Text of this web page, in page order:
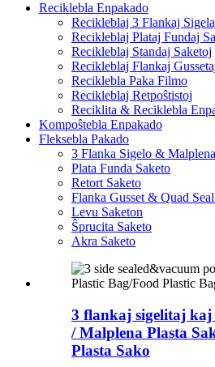
Reciklebla Enpakado
Recikleblaj 3 Flankaj
Recikleblaj Plataj Fundaj
Recikleblaj Standaj Saketoj
Recikleblaj Flankaj
Reciklebla Paka Filmo
Recikleblaj Retpoŝtistoj
Reciklita & Reciklebla
Kompoŝtebla Enpakado
Fleksebla Pakado
3 Flanka Sigelo &
Plata Funda Saketo
Retort Saketo
Flanka Gusset & Quad
Levu Saketon
Ŝprucita Saketo
Akra Saketo
3 flankaj sigelitaj
/ Malplena Plasta
Plasta Sako